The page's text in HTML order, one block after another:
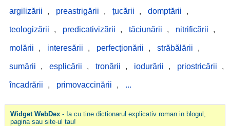
argilizării , preastrigării , țucării , domptării ,
teologizării , predicativizării , tăciunării , nitrificării ,
molării , interesării , perfecționării , străbălării ,
sumării , esplicării , tronării , iodurării , priostricării ,
încadrării , primovaccinării , ...
Widget WebDex- Ia cu tine dictionarul explicativ roman in blogul,
pagina sau site-ul tau!